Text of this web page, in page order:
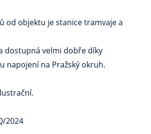
od objektu je stanice tramvaje a
dostupná velmi dobře díky
napojení na Pražský okruh.
2024